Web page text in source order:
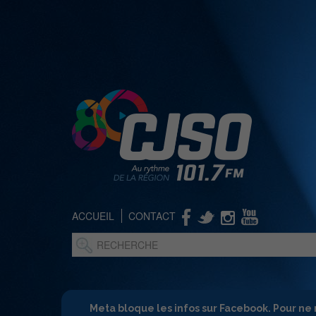
ACCUEIL CONTACT
Meta bloque les infos sur Facebook. Pour